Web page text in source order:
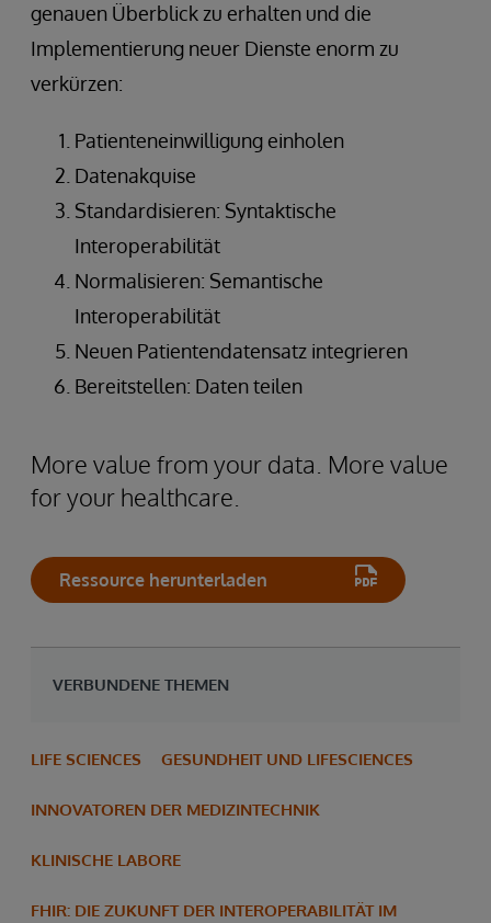
genauen Überblick zu erhalten und die
Implementierung neuer Dienste enorm zu
verkürzen:
Patienteneinwilligung einholen
Datenakquise
Standardisieren: Syntaktische
Interoperabilität
Normalisieren: Semantische
Interoperabilität
Neuen Patientendatensatz integrieren
Bereitstellen: Daten teilen
More value from your data. More value
for your healthcare.
Ressource herunterladen
VERBUNDENE THEMEN
LIFE SCIENCES GESUNDHEIT UND LIFESCIENCES
INNOVATOREN DER MEDIZINTECHNIK
KLINISCHE LABORE
FHIR: DIE ZUKUNFT DER INTEROPERABILITÄT IM